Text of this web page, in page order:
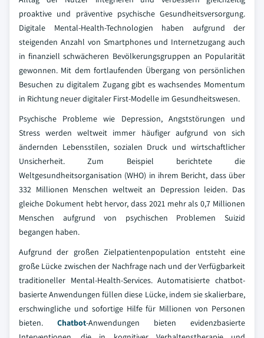
proaktive und präventive psychische Gesundheitsversorgung.
Digitale Mental-Health-Technologien haben aufgrund der
steigenden Anzahl von Smartphones und Internetzugang auch
in finanziell schwächeren Bevölkerungsgruppen an Popularität
gewonnen. Mit dem fortlaufenden Übergang von persönlichen
Besuchen zu digitalem Zugang gibt es wachsendes Momentum
in Richtung neuer digitaler First-Modelle im Gesundheitswesen.
Psychische Probleme wie Depression, Angststörungen und
Stress werden weltweit immer häufiger aufgrund von sich
ändernden Lebensstilen, sozialen Druck und wirtschaftlicher
Unsicherheit. Zum Beispiel berichtete die
Weltgesundheitsorganisation (WHO) in ihrem Bericht, dass über
332 Millionen Menschen weltweit an Depression leiden. Das
gleiche Dokument hebt hervor, dass 2021 mehr als 0,7 Millionen
Menschen aufgrund von psychischen Problemen Suizid
begangen haben.
Aufgrund der großen Zielpatientenpopulation entsteht eine
große Lücke zwischen der Nachfrage nach und der Verfügbarkeit
traditioneller Mental-Health-Services. Automatisierte chatbot-
basierte Anwendungen füllen diese Lücke, indem sie skalierbare,
erschwingliche und sofortige Hilfe für Millionen von Personen
bieten. Chatbot-Anwendungen bieten evidenzbasierte